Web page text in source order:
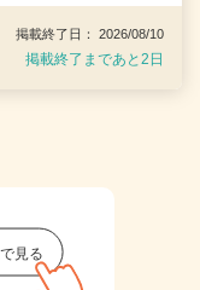
掲載終了日： 2026/08/10
掲載終了まであと2日